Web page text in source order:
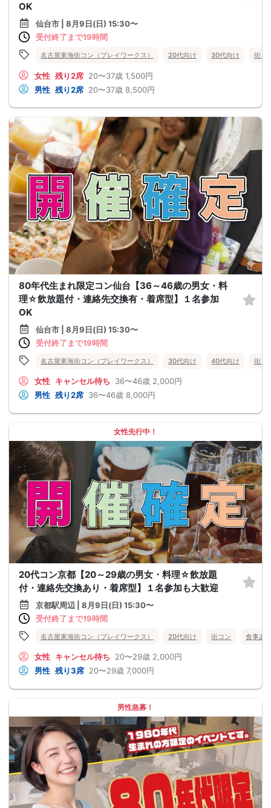
OK
仙台市 | 8月9日(日) 15:30〜
受付終了まで19時間
名古屋東海街コン（プレイワークス） 20代向け 30代向け 街コ
女性 残り2席 20〜37歳 1,500円
男性 残り2席 20〜37歳 8,500円
80年代生まれ限定コン仙台【36～46歳の男女・料
理☆飲放題付・連絡先交換有・着席型】１名参加
OK
仙台市 | 8月9日(日) 15:30〜
受付終了まで19時間
名古屋東海街コン（プレイワークス） 30代向け 40代向け 街コ
女性 キャンセル待ち 36〜46歳 2,000円
男性 残り2席 36〜46歳 8,000円
女性先行中！
20代コン京都【20～29歳の男女・料理☆飲放題
付・連絡先交換あり・着席型】１名参加も大歓迎
京都駅周辺 | 8月9日(日) 15:30〜
受付終了まで19時間
名古屋東海街コン（プレイワークス） 20代向け 街コン 食事あ
女性 キャンセル待ち 20〜29歳 2,000円
男性 残り3席 20〜29歳 7,000円
男性急募！